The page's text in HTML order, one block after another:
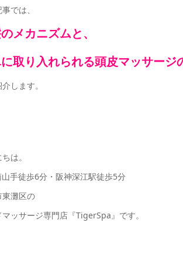
では、
メカニズムと、
取り入れられる頭皮マッサージ
します。
は。
山手徒歩6分・阪神深江駅徒歩5分
東灘区の
ッサージ専門店『TigerSpa』です。